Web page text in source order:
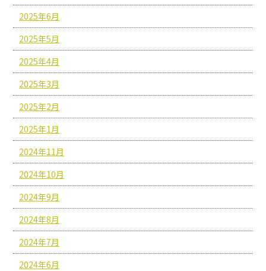
2025年6月
2025年5月
2025年4月
2025年3月
2025年2月
2025年1月
2024年11月
2024年10月
2024年9月
2024年8月
2024年7月
2024年6月